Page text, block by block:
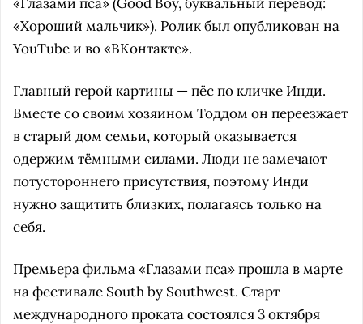
«Хороший мальчик»). Ролик был опубликован на
YouTube и во «ВКонтакте».
Главный герой картины — пёс по кличке Инди.
Вместе со своим хозяином Тоддом он переезжает
в старый дом семьи, который оказывается
одержим тёмными силами. Люди не замечают
потустороннего присутствия, поэтому Инди
нужно защитить близких, полагаясь только на
себя.
Премьера фильма «Глазами пса» прошла в марте
на фестивале South by Southwest. Старт
международного проката состоялся 3 октября